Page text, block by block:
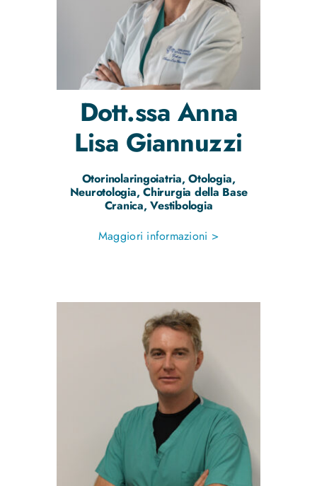
Dott.ssa Anna
Lisa Giannuzzi
Otorinolaringoiatria, Otologia,
Neurotologia, Chirurgia della Base
Cranica, Vestibologia
Maggiori informazioni >